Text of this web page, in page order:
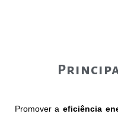
Promover aeficiência